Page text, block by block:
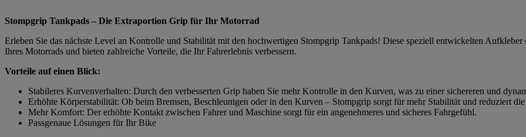
Stompgrip Tankpads – Die Extraportion Grip für Ihr Motorrad
Erleben Sie das nächste Level an Kontrolle und Stabilität mit den hochwertigen Stompgrip Tankpads! Diese speziell entwickelten
Ihres Motorrads und bieten zahlreiche Vorteile, die Ihr Fahrerlebnis verbessern.
Vorteile auf einen Blick:
Stabileres Kurvenverhalten: Durch den verbesserten Grip haben Sie mehr Kontrolle in den Kurven, was zu einer sichereren und
Erhöhte Körperstabilität: Ob beim Bremsen, Beschleunigen oder in den Kurven – Stompgrip sorgt für mehr Stabilität und reduziert
Mehr Komfort: Der erhöhte Kontakt zwischen Fahrer und Maschine sorgt für ein angenehmeres und sicheres Fahrgefühl.
Passgenaue Lösungen für Ihr Bike